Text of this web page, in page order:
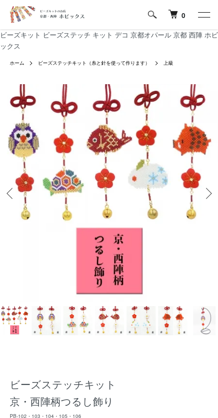
ビーズキット ビーズステッチ キット デコ 京都オパール 京都 西陣 ホビ
ックス
0
ホーム ビーズステッチキット（糸と針を使って作ります） 上級
ビーズステッチキット
京・西陣柄つるし飾り
PB-102・103・104・105・106